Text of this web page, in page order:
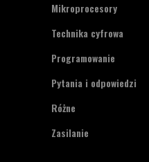
Mikroprocesory
Technika cyfrowa
Programowanie
Pytania i odpowiedzi
Różne
Zasilanie